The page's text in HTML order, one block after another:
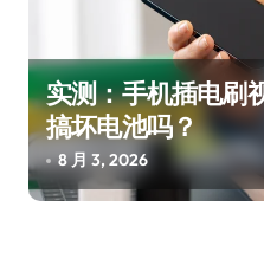
实测：手机插电刷
搞坏电池吗？
8 月 3, 2026